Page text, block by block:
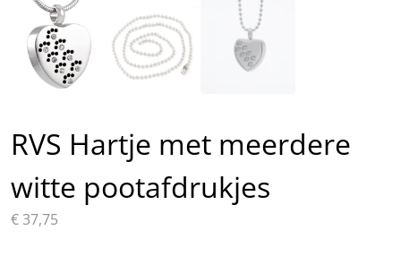
RVS Hartje met meerdere
witte pootafdrukjes
€37,75